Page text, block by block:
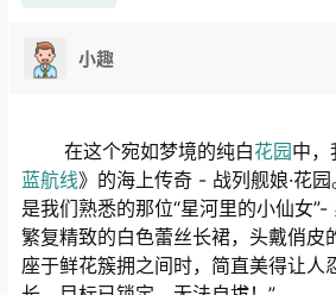
小趣
在这个宛如梦境的纯白花园中，
蓝航线》的海上传奇 - 战列舰娘·花
是我们熟悉的那位“星河里的小仙女”-
繁复精致的白色蕾丝长裙，头戴俏皮
座于鲜花簇拥之间时，简直美得让人